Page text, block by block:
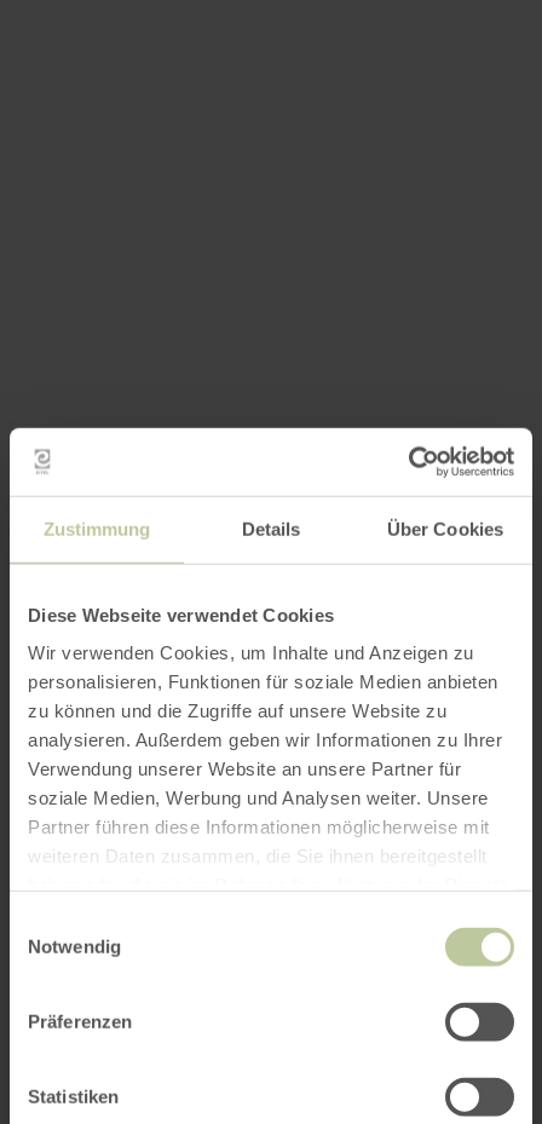
Zustimmung Details Über Cookies
Diese Webseite verwendet Cookies
Wir verwenden Cookies, um Inhalte und Anzeigen zu
personalisieren, Funktionen für soziale Medien anbieten
zu können und die Zugriffe auf unsere Website zu
analysieren. Außerdem geben wir Informationen zu Ihrer
Verwendung unserer Website an unsere Partner für
soziale Medien, Werbung und Analysen weiter. Unsere
Partner führen diese Informationen möglicherweise mit
weiteren Daten zusammen, die Sie ihnen bereitgestellt
Notwendig
Präferenzen
Statistiken